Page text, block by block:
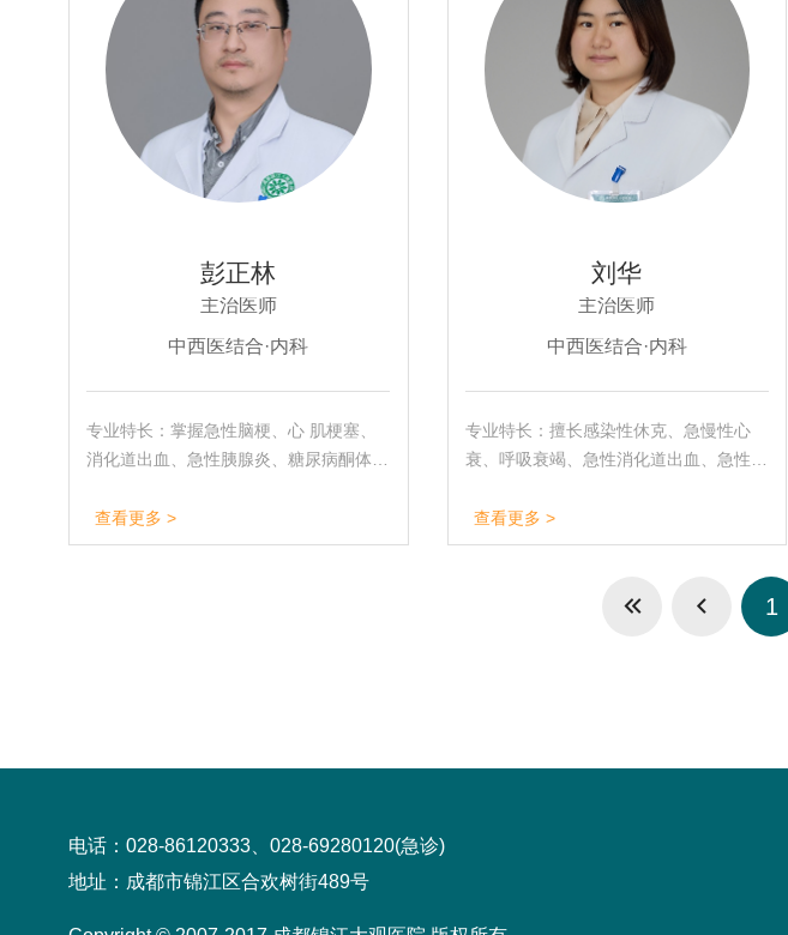
彭正林
主治医师
中西医结合·内科
专业特长：掌握急性脑梗、心 肌梗塞、
消化道出血、急性胰腺炎、糖尿病酮体酸
无创呼吸机，掌握常见病、多发病的中西
医结合治疗方法
查看更多 >
刘华
主治医师
中西医结合·内科
专业特长：擅长感染性休克、急慢性心
衰、呼吸衰竭、急性消化道出血、急性胰
糖尿病酮症等危重症抢救；熟练操作有创
/ 无创呼吸机、规范使用文丘里面罩，可
开展胸穿、腹穿、腰椎穿刺等各类穿刺置
管技术及重症液体管理；擅长慢阻肺、慢
性心衰、冠心病、糖尿病等老年慢性病长
查看更多 >
1
电话：028-86120333、028-69280120(急诊)
地址：成都市锦江区合欢树街489号